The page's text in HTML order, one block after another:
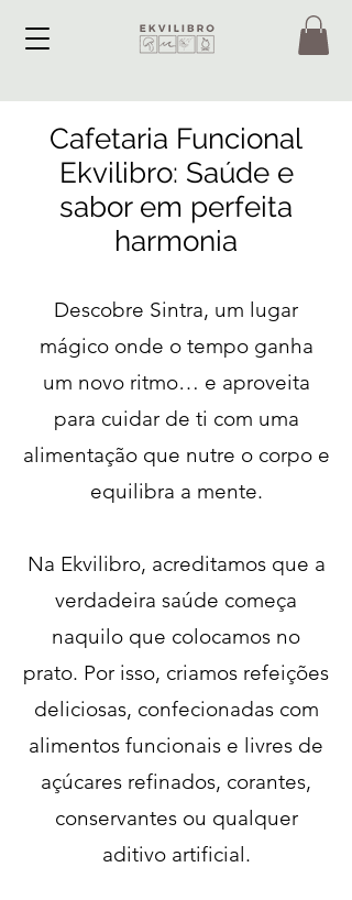
Cafetaria Funcional
Ekvilibro: Saúde e
sabor em perfeita
harmonia
Descobre Sintra, um lugar
mágico onde o tempo ganha
um novo ritmo… e aproveita
para cuidar de ti com uma
alimentação que nutre o corpo e
equilibra a mente.
Na Ekvilibro, acreditamos que a
verdadeira saúde começa
naquilo que colocamos no
prato. Por isso, criamos refeições
deliciosas, confecionadas com
alimentos funcionais e livres de
açúcares refinados, corantes,
conservantes ou qualquer
aditivo artificial.